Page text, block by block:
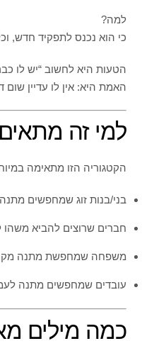
למה?
כי הוא נכנס לתפקיד חדש,
הטעות היא לחשוב “יש לו
האמת היא: אין לו עדיין
למי זה
הקטגוריה הזו מתאימה
בני/בנות זוג שמחפשים
חברים שרוצים להביא משהו
משפחה שמחפשת מתנה
עובדים שמחפשים מתנה
כמה מילים